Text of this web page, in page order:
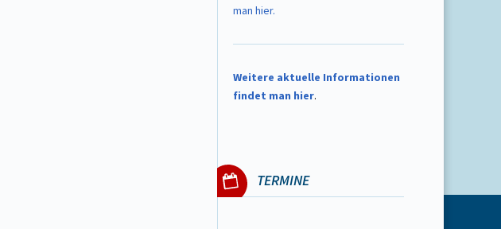
man hier.
Weitere aktuelle Informationen
findet man hier.
TERMINE